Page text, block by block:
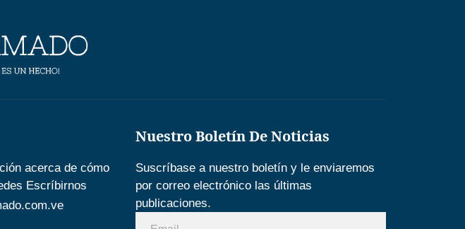
acerca de cómo
Escríbirnos
Nuestro Boletín De Noticias
Suscríbase a nuestro boletín y le enviaremos
por correo electrónico las últimas
publicaciones.